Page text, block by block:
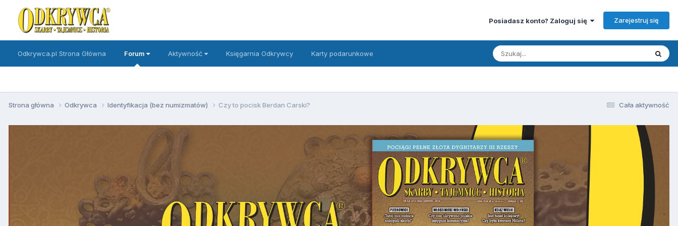
Posiadasz konto? Zaloguj się Zarejestruj się
Odkrywca.pl Strona Główna Forum Aktywność Księgarnia Odkrywcy Karty podarunkowe
Cała aktywność
Strona główna Odkrywca Identyfikacja (bez numizmatów) Czy to pocisk Berdan Carski?